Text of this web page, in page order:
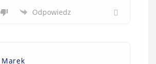
Odpowiedz
Marek